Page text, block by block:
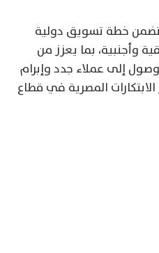
تتضمن خطة تسويق دولية
وأجنبية، بما يعزز من
إلى عملاء جدد وإبرام
الابتكارات المصرية في قطاع